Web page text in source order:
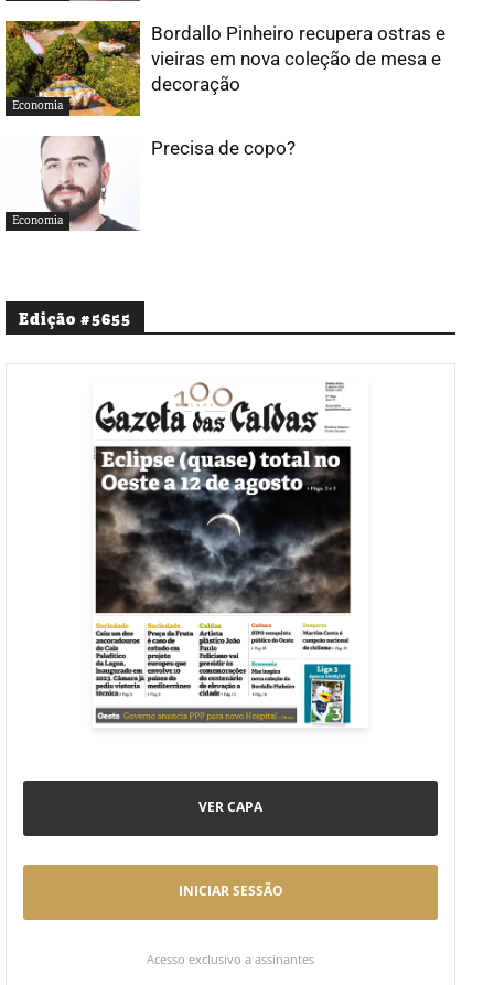
Economia
Bordallo Pinheiro recupera ostras e
vieiras em nova coleção de mesa e
decoração
Economia
Precisa de copo?
Edição #5655
VER CAPA
INICIAR SESSÃO
Acesso exclusivo a assinantes